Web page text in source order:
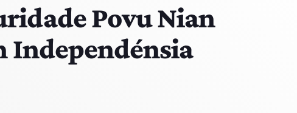
Povu Nian
Independénsia